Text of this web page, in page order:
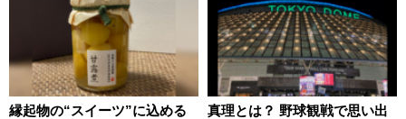
縁起物の“スイーツ”に込める
真理とは？ 野球観戦で思い出